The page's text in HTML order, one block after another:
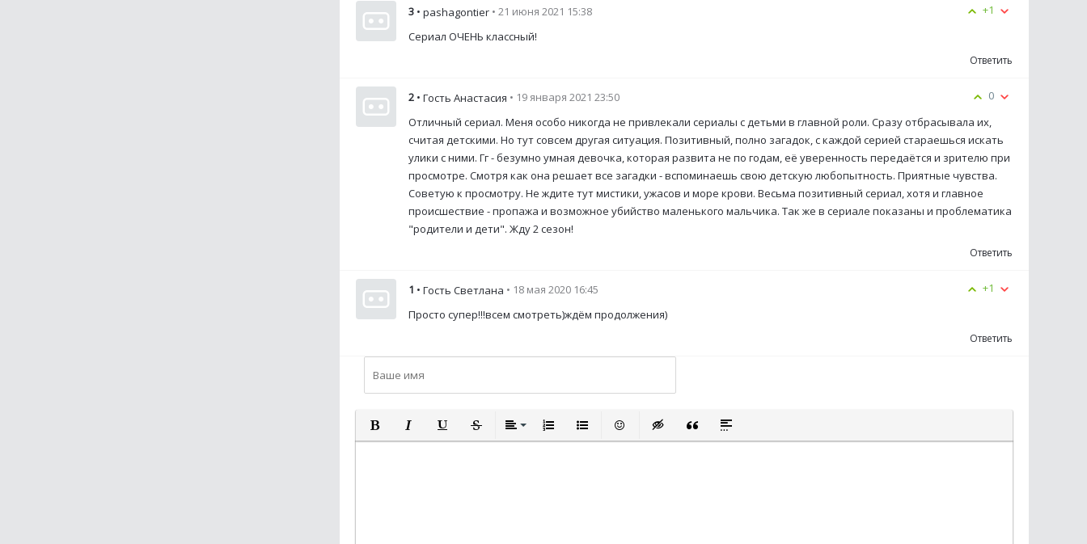
+1
3 • pashagontier • 21 июня 2021 15:38
Сериал ОЧЕНЬ классный!
Ответить
0
2 • Гость Анастасия • 19 января 2021 23:50
Отличный сериал. Меня особо никогда не привлекали сериалы с детьми в главной роли. Сразу отбрасывала их,
считая детскими. Но тут совсем другая ситуация. Позитивный, полно загадок, с каждой серией стараешься искать
улики с ними. Гг - безумно умная девочка, которая развита не по годам, её уверенность передаётся и зрителю при
просмотре. Смотря как она решает все загадки - вспоминаешь свою детскую любопытность. Приятные чувства.
Советую к просмотру. Не ждите тут мистики, ужасов и море крови. Весьма позитивный сериал, хотя и главное
происшествие - пропажа и возможное убийство маленького мальчика. Так же в сериале показаны и проблематика
"родители и дети". Жду 2 сезон!
Ответить
+1
1 • Гость Светлана • 18 мая 2020 16:45
Просто супер!!!всем смотреть)ждём продолжения)
Ответить
ПОЛУЖИРНЫЙ
КУРСИВПОДЧЕРКНУТЫЙ
ЗАЧЕРКНУТЫЙВЫРАВНИВАНИЕ
НУМЕРОВАННЫЙ СПИСОК
МАРКИРОВАННЫЙ СПИСОК
ВСТАВИТЬ СМАЙЛИК
ВСТАВКА СКРЫТОГО ТЕКСТА
ВСТАВКА ЦИТАТЫ
ВСТАВКА СПОЙЛЕРА